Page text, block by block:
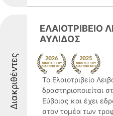
Διακριθέντες
ΕΛΑΙΟΤΡΙΒΕΙΟ
ΑΥΛΙΔΟΣ
Το Ελαιοτριβείο
δραστηριοποιείται
Εύβοιας και έχει
στον τομέα των